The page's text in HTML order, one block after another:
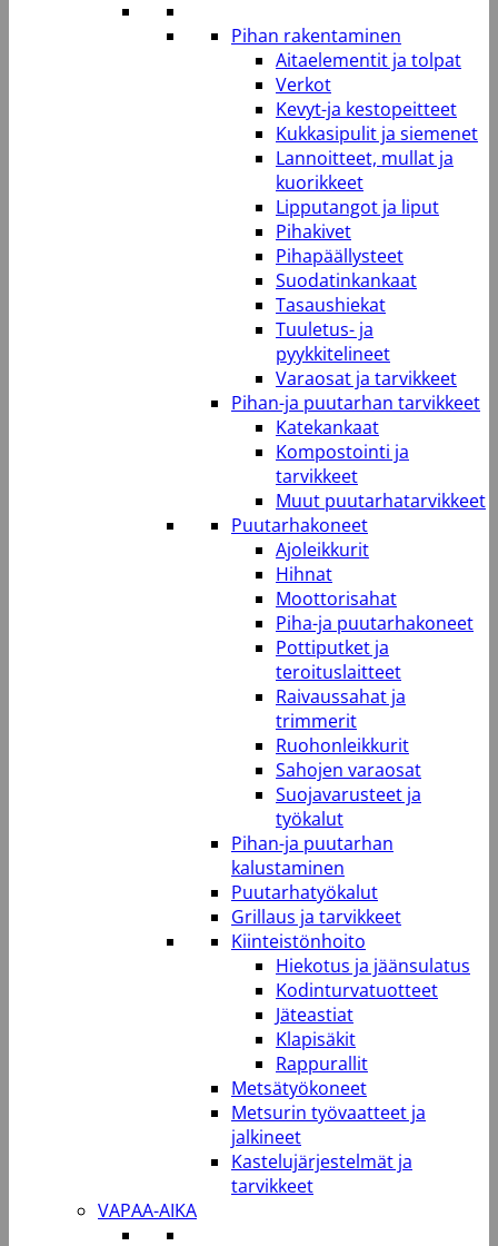
Pihan rakentaminen
Aitaelementit ja tolpat
Verkot
Kevyt-ja kestopeitteet
Kukkasipulit ja siemenet
Lannoitteet, mullat ja
kuorikkeet
Lipputangot ja liput
Pihakivet
Pihapäällysteet
Suodatinkankaat
Tasaushiekat
Tuuletus- ja
pyykkitelineet
Varaosat ja tarvikkeet
Pihan-ja puutarhan tarvikkeet
Katekankaat
Kompostointi ja
tarvikkeet
Muut puutarhatarvikkeet
Puutarhakoneet
Ajoleikkurit
Hihnat
Moottorisahat
Piha-ja puutarhakoneet
Pottiputket ja
teroituslaitteet
Raivaussahat ja
trimmerit
Ruohonleikkurit
Sahojen varaosat
Suojavarusteet ja
työkalut
Pihan-ja puutarhan
kalustaminen
Puutarhatyökalut
Grillaus ja tarvikkeet
Kiinteistönhoito
Hiekotus ja jäänsulatus
Kodinturvatuotteet
Jäteastiat
Klapisäkit
Rappurallit
Metsätyökoneet
Metsurin työvaatteet ja
jalkineet
Kastelujärjestelmät ja
tarvikkeet
VAPAA-AIKA